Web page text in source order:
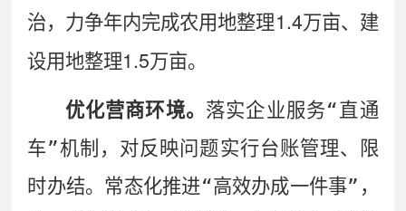
治，力争年内完成农用地整理1.4万亩、建
设用地整理1.5万亩。
优化营商环境。 落实企业服务“直通
车”机制，对反映问题实行台账管理、限
时办结。 常态化推进“高效办成一件事” ，